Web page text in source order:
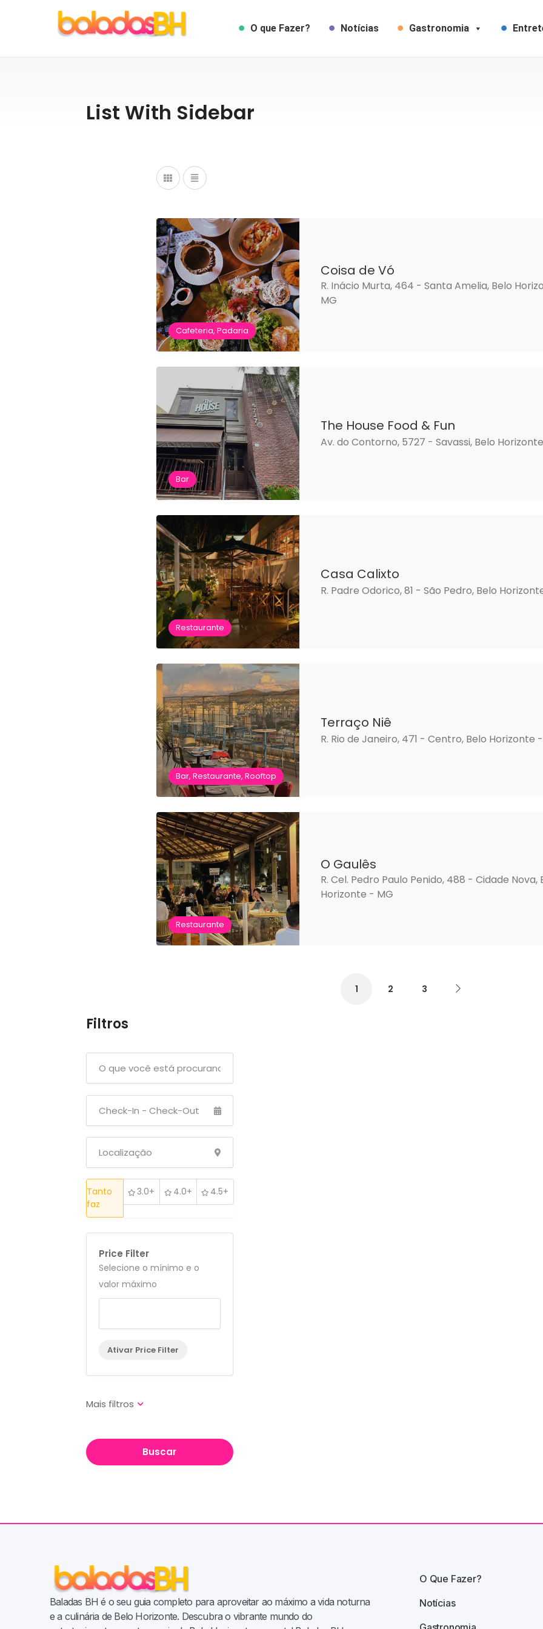
O que Fazer? Notícias Gastronomia
List With Sidebar
Cafeteria, Padaria
Coisa de Vó
R. Inácio Murta, 464 - Santa Amelia, Belo
MG
Bar
The House Food & Fun
Av. do Contorno, 5727 - Savassi, Belo Horizonte
Restaurante
Casa Calixto
R. Padre Odorico, 81 - São Pedro, Belo
Bar, Restaurante, Rooftop
Terraço Niê
R. Rio de Janeiro, 471 - Centro, Belo Horizonte
Restaurante
O Gaulês
R. Cel. Pedro Paulo Penido, 488 - Cidade Nova,
Horizonte - MG
1 2 3
Filtros
Tanto
faz
3.0+ 4.0+ 4.5+
Price Filter
Selecione o mínimo e o
valor máximo
Ativar Price Filter
Buscar
Baladas BH é o seu guia completo para aproveitar ao máximo a vida noturna
e a culinária de Belo Horizonte. Descubra o vibrante mundo do
O Que Fazer?
Notícias